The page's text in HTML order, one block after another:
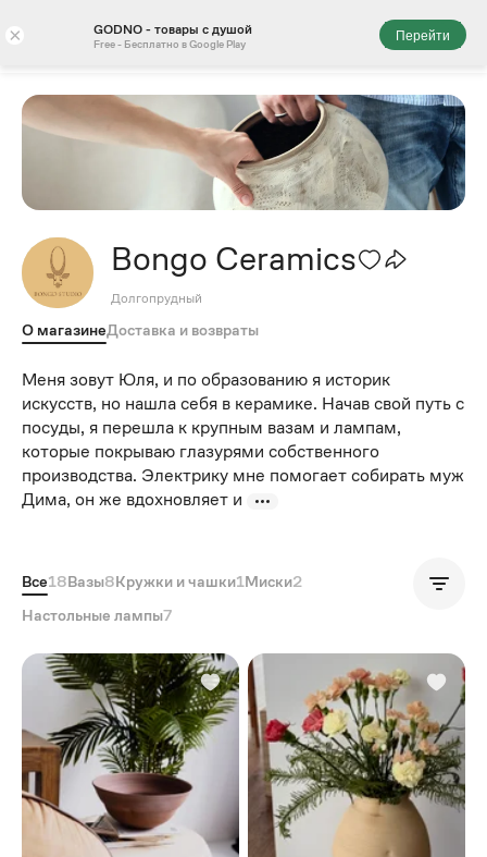
× GODNO - товары с душой
Free - Бесплатно в Google Play
Перейти
Bongo Ceramics
Долгопрудный
О магазинеДоставка и возвраты
Меня зовут Юля, и по образованию я историк
искусств, но нашла себя в керамике. Начав свой путь с
посуды, я перешла к крупным вазам и лампам,
которые покрываю глазурями собственного
производства. Электрику мне помогает собирать муж
Дима, он же вдохновляет и
Все18Вазы8Кружки и чашки1Миски2
Настольные лампы7
Популярные